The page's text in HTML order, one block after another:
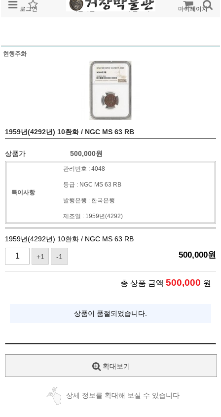
로그인 회원가입 주문조회 마이페이지
현행주화
1959년(4292년) 10환화 / NGC MS 63 RB
상품가 500,000원
특이사항
관리번호 : 4048
등급 : NGC MS 63 RB
발행은행 : 한국은행
제조일 : 1959년(4292)
1959년(4292년) 10환화 / NGC MS 63 RB
+1 -1 500,000원
총 상품 금액 500,000 원
상품이 품절되었습니다.
확대보기
상세 정보를 확대해 보실 수 있습니다